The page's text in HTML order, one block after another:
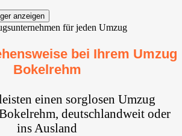
anzeigen
bei Ihrem Umzug
Bokelrehm
einen sorglosen Umzug
deutschlandweit oder
ins Ausland